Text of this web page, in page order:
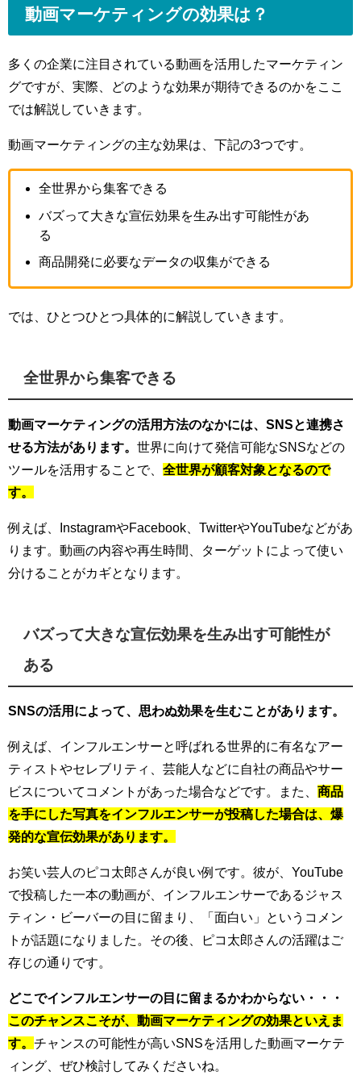
動画マーケティングの効果は？
多くの企業に注目されている動画を活用したマーケティン
グですが、実際、どのような効果が期待できるのかをここ
では解説していきます。
動画マーケティングの主な効果は、下記の3つです。
全世界から集客できる
バズって大きな宣伝効果を生み出す可能性があ
る
商品開発に必要なデータの収集ができる
では、ひとつひとつ具体的に解説していきます。
全世界から集客できる
動画マーケティングの活用方法のなかには、SNSと連携さ
せる方法があります。 世界に向けて発信可能なSNSなどの
ツールを活用することで、 全世界が顧客対象となるので
す。
例えば、InstagramやFacebook、TwitterやYouTubeなどがあ
ります。動画の内容や再生時間、ターゲットによって使い
分けることがカギとなります。
バズって大きな宣伝効果を生み出す可能性が
ある
SNSの活用によって、思わぬ効果を生むことがあります。
例えば、インフルエンサーと呼ばれる世界的に有名なアー
ティストやセレブリティ、芸能人などに自社の商品やサー
ビスについてコメントがあった場合などです。また、 商品
を手にした写真をインフルエンサーが投稿した場合は、爆
発的な宣伝効果があります。
お笑い芸人のピコ太郎さんが良い例です。彼が、YouTube
で投稿した一本の動画が、インフルエンサーであるジャス
ティン・ビーバーの目に留まり、「面白い」というコメン
トが話題になりました。その後、ピコ太郎さんの活躍はご
存じの通りです。
どこでインフルエンサーの目に留まるかわからない・・・
このチャンスこそが、動画マーケティングの効果といえま
す。 チャンスの可能性が高いSNSを活用した動画マーケテ
ィング、ぜひ検討してみくださいね。